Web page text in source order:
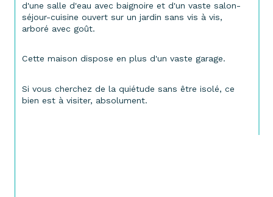
d'une salle d'eau avec baignoire et d'un vaste salon-
séjour-cuisine ouvert sur un jardin sans vis à vis,
arboré avec goût.
Cette maison dispose en plus d'un vaste garage.
Si vous cherchez de la quiétude sans être isolé, ce
bien est à visiter, absolument.